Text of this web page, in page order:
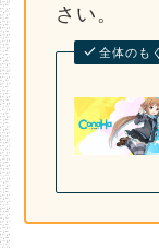
さい。
全体のも